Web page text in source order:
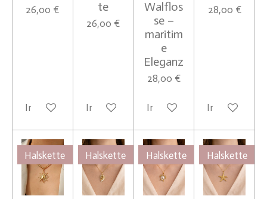
26,00 €
In den Warenkorb
te
26,00 €
In den Warenkorb
Walflos
se –
maritim
e
Eleganz
28,00 €
In den Warenkorb
28,00 €
In den
Halskette Halskette Halskette Halskette